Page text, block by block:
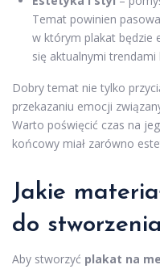
Temat powinien
w którym plakat będzie
się aktualnymi
Dobry temat nie tylko
przekazaniu emocji
Warto poświęcić czas na
końcowy miał zarówno
Jakie
do
Aby stworzyć plakat na